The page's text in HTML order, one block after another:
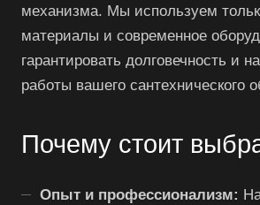
механизма. Мы используем
материалы и современное
гарантировать долговечность и
работы вашего сантехнического
Почему стоит
Опыт и профессионализм: